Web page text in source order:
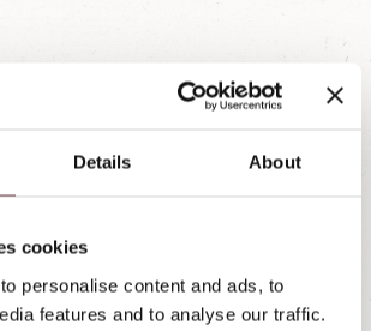
Details About
cookies
personalise content and ads, to
features and to analyse our traffic.